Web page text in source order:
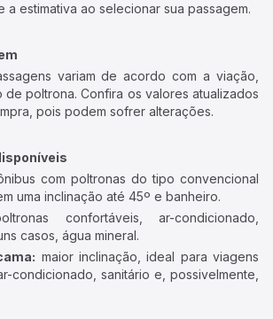
a estimativa ao selecionar sua passagem.
variam de acordo com a viação,
de poltrona. Confira os valores atualizados
pois podem sofrer alterações.
com poltronas do tipo convencional
uma inclinação até 45º e banheiro.
confortáveis, ar-condicionado,
casos, água mineral.
maior inclinação, ideal para viagens
condicionado, sanitário e, possivelmente,